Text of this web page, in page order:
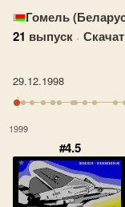
Гомель
21 выпуск ·
29.12.1998
1999
#4.5